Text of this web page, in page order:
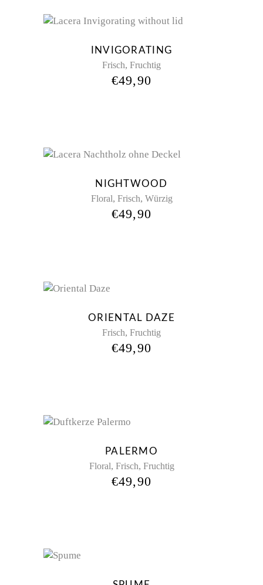
INVIGORATING
Frisch, Fruchtig
€49,90
NIGHTWOOD
Floral, Frisch, Würzig
€49,90
ORIENTAL DAZE
Frisch, Fruchtig
€49,90
PALERMO
Floral, Frisch, Fruchtig
€49,90